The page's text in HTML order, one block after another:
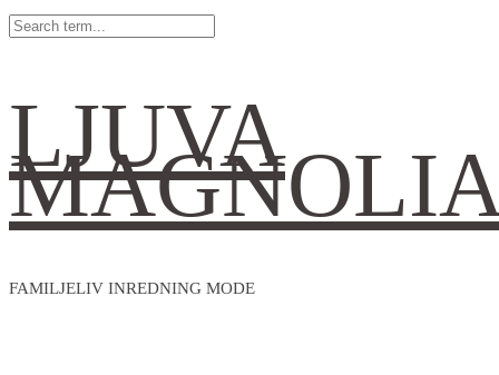
LJUVA
FAMILJELIV INREDNING MODE